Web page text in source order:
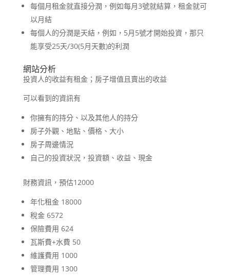
每個月租金就直接分潤，例如每月3號就結算，租金就可
以月結
每個人的分潤是天結，例如，5月5號才開始投資，那只
能享受25天/30(5月天數)的利潤
網站分析
投資人的收益有租金；房子增值且賣出的收益
可以看到的資訊有
你擁有的持分、以及其他人的持分
房子外觀、地點、價格、大小
房子周邊情況
自己的投資狀況，投資額、收益、現金
財務資訊，預估12000
年化租金 18000
稅金 6572
保險費用 624
瓦斯費+水費 50
維護費用 1000
管理費用 1300